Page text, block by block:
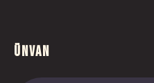
Ünvan